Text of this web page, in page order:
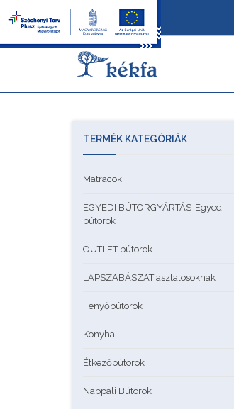
TERMÉK KATEGÓRIÁK
Matracok
EGYEDI BÚTORGYÁRTÁS-Egyedi
bútorok
OUTLET bútorok
LAPSZABÁSZAT asztalosoknak
Fenyőbútorok
Konyha
Étkezőbútorok
Nappali Bútorok